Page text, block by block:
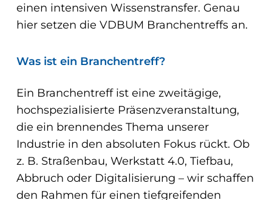
einen intensiven Wissenstransfer. Genau
hier setzen die VDBUM Branchentreffs an.
Was ist ein Branchentreff?
Ein Branchentreff ist eine zweitägige,
hochspezialisierte Präsenzveranstaltung,
die ein brennendes Thema unserer
Industrie in den absoluten Fokus rückt. Ob
z. B. Straßenbau, Werkstatt 4.0, Tiefbau,
Abbruch oder Digitalisierung – wir schaffen
den Rahmen für einen tiefgreifenden